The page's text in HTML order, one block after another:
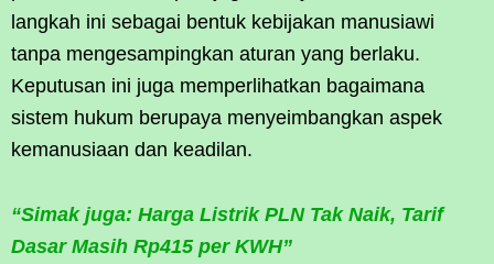
langkah ini sebagai bentuk kebijakan manusiawi
tanpa mengesampingkan aturan yang berlaku.
Keputusan ini juga memperlihatkan bagaimana
sistem hukum berupaya menyeimbangkan aspek
kemanusiaan dan keadilan.
“Simak juga: Harga Listrik PLN Tak Naik, Tarif
Dasar Masih Rp415 per KWH”